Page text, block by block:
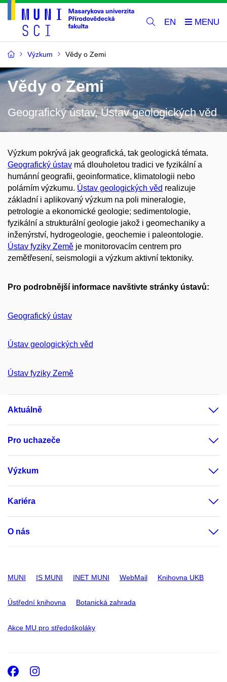
EN
Výzkum Vědy o Zemi
Vědy o Zemi
Geografický ústav, Ústav geologických věd
Výzkum pokrývá jak geografická, tak geologická témata.
Geografický ústav má dlouholetou tradici ve fyzikální a
humánní geografii, geoinformatice, klimatologii nebo
polárním výzkumu. Ústav geologických věd realizuje
základní i aplikovaný výzkum na poli mineralogie,
petrologie a ekonomické geologie; sedimentologie,
fyzikální a strukturální geologie jakož i geomechaniky a
inženýrství, hydrogeologie, geochemie i paleontologie.
Ústav fyziky Země je monitorovacím centrem pro
zemětřesení, seismologii a výzkum aktivní tektoniky.
Pro podrobnější informace navštivte stránky ústavů:
Geografický ústav
Ústav geologických věd
Ústav fyziky Země
Aktuálně
Pro uchazeče
Výzkum
Kariéra
O nás
MUNI IS MUNI INET MUNI WebMail Knihovna UKB
Ústřední knihovna Botanická zahrada
Akce MU pro středoškoláky
Facebook
Instagram